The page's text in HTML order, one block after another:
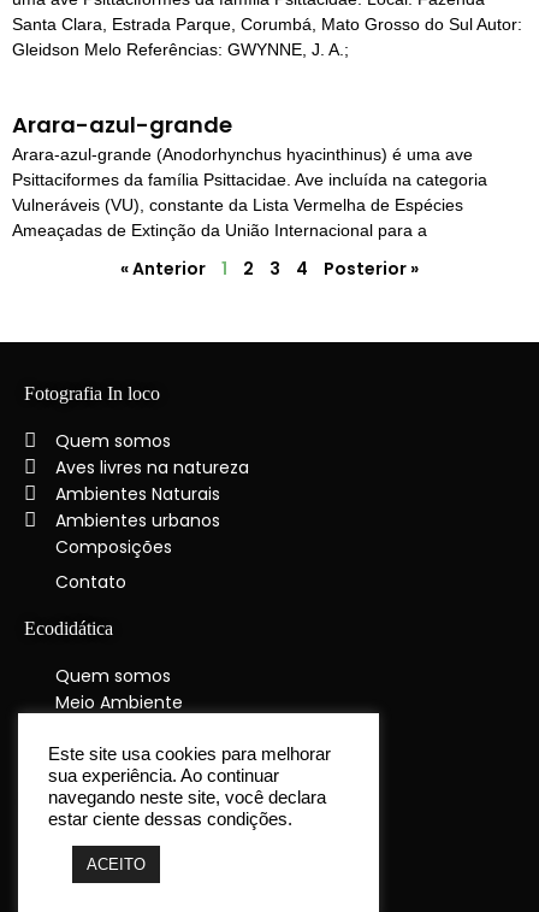
Santa Clara, Estrada Parque, Corumbá, Mato Grosso do Sul Autor:
Gleidson Melo Referências: GWYNNE, J. A.;
Arara-azul-grande
Arara-azul-grande (Anodorhynchus hyacinthinus) é uma ave
Psittaciformes da família Psittacidae. Ave incluída na categoria
Vulneráveis (VU), constante da Lista Vermelha de Espécies
Ameaçadas de Extinção da União Internacional para a
« Anterior 1 2 3 4 Posterior »
Fotografia In loco
Quem somos
Aves livres na natureza
Ambientes Naturais
Ambientes urbanos
Composições
Contato
Ecodidática
Quem somos
Meio Ambiente
Turismo
Editora Ecodidática
Quem somos
O que publicamos
Este site usa cookies para melhorar
sua experiência. Ao continuar
navegando neste site, você declara
estar ciente dessas condições.
ACEITO